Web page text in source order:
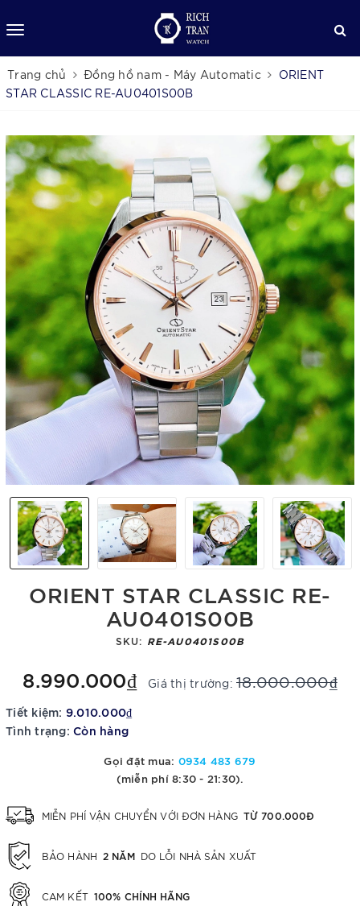
Trang chủ Đồng hồ nam - Máy Automatic
ORIENT
STAR CLASSIC RE-AU0401S00B
ORIENT STAR CLASSIC RE-
AU0401S00B
SKU: RE-AU0401S00B
8.990.000₫ Giá thị trường: 18.000.000₫
Tiết kiệm: 9.010.000₫
Tình trạng: Còn hàng
Gọi đặt mua: 0934 483 679
(miễn phí 8:30 - 21:30).
MIỄN PHÍ VẬN CHUYỂN VỚI ĐƠN HÀNG TỪ 700.000Đ
BẢO HÀNH 2 NĂM DO LỖI NHÀ SẢN XUẤT
CAM KẾT 100% CHÍNH HÃNG